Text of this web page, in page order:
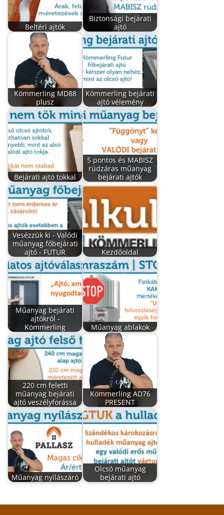
Beltéri ajtók
Biztonsági bejárati
ajtó
Kömmerling MD88
plusz
Kömmerling bejárati
ajtó vélemény
Bejárati ajtó tokkal
5 pontos és MABISZ
rúdzáras műanyag
bejárati ajtók
Vesézzük ki - Valódi
műanyag főbejárati
ajtó - FUTUR
Kezdőoldal
Műanyag bejárati
ajtókról -
Kömmerling
Műanyag ablakok
220 cm feletti
műanyag bejárati
ajtó veszélyforássa
Kömmerling AD76
PRESENT
Műanyag nyílászáró
Olcsó műanyag
bejárati ajtó